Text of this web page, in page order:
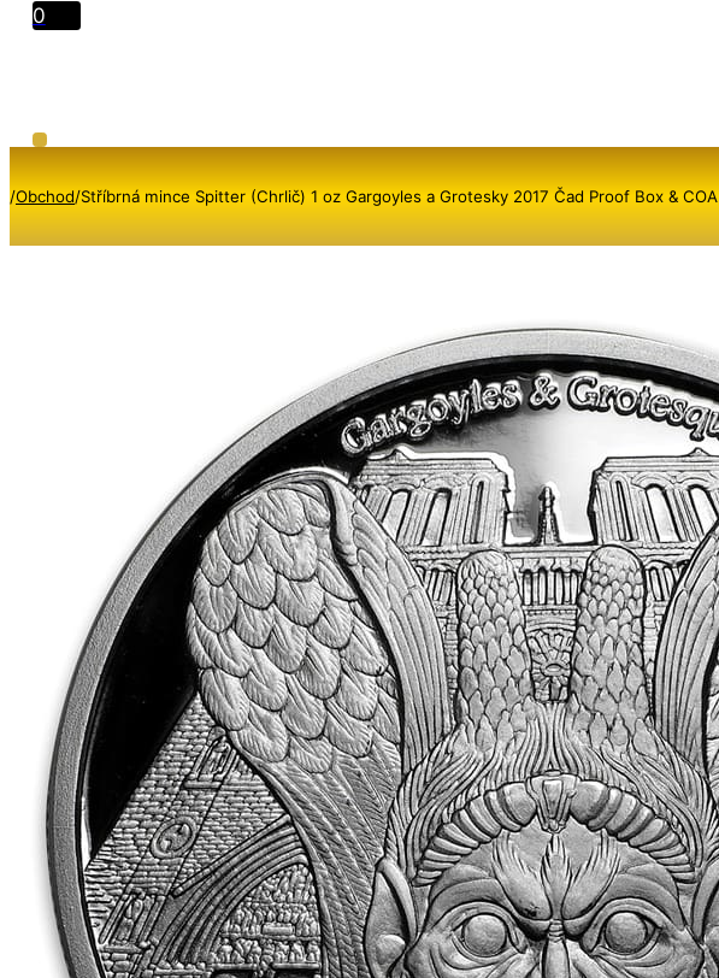
0
/Obchod/Stříbrná mince Spitter (Chrlič) 1 oz Gargoyles a Grotesky 2017 Čad Proof Box & COA